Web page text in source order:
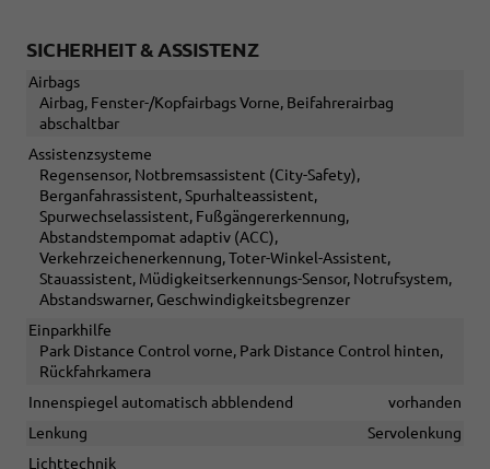
SICHERHEIT & ASSISTENZ
Airbags
Airbag, Fenster-/Kopfairbags Vorne, Beifahrerairbag
abschaltbar
Assistenzsysteme
Regensensor, Notbremsassistent (City-Safety),
Berganfahrassistent, Spurhalteassistent,
Spurwechselassistent, Fußgängererkennung,
Abstandstempomat adaptiv (ACC),
Verkehrzeichenerkennung, Toter-Winkel-Assistent,
Stauassistent, Müdigkeitserkennungs-Sensor, Notrufsystem,
Abstandswarner, Geschwindigkeitsbegrenzer
Einparkhilfe
Park Distance Control vorne, Park Distance Control hinten,
Rückfahrkamera
Innenspiegel automatisch abblendend
vorhanden
Lenkung
Servolenkung
Lichttechnik